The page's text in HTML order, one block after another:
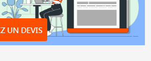
UN DEVIS